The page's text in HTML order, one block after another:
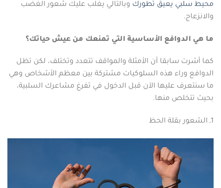
محيط سلبي يعيق تطورك وبالتالي يغلب عليك شعور الغضب
والانزعاج.
ما هي الدوافع الأساسية التي تمنعك من عيش حياتك؟
كما أشرت سابقا أن الأمثلة والمواقف تتعدد وتختلف، لكن تظل
الدوافع وراء هذه السلوكيات مشتركة بين معظم الأشخاص وهي
ما سنتعرف عليها الآن قبل الدخول في تفرغ مشاعرك السلبية،
بحيث تتخلص منها.
1ـ الشعور بقلة الحظ